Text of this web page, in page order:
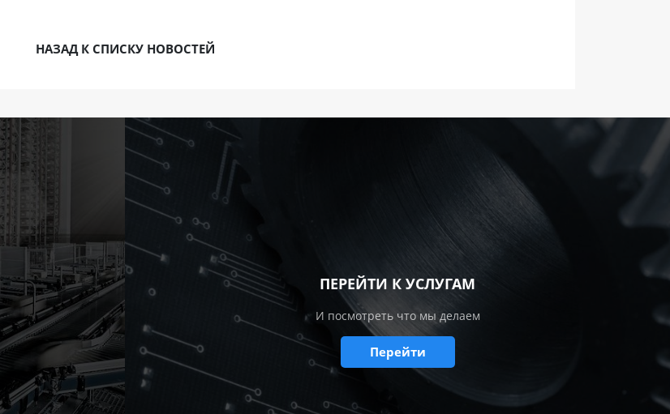
НАЗАД К СПИСКУ НОВОСТЕЙ
ПЕРЕЙТИ К УСЛУГАМ
И посмотреть что мы делаем
Перейти